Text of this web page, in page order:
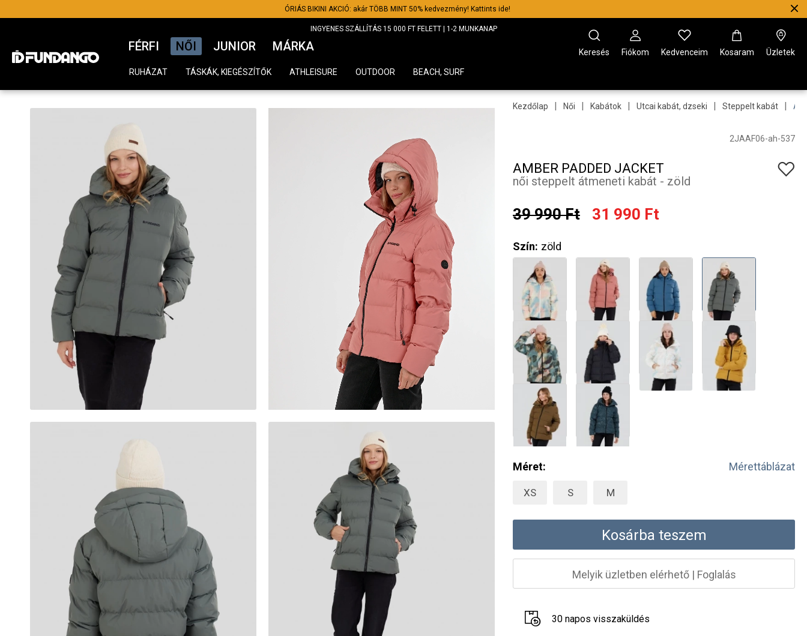
ÓRIÁS BIKINI AKCIÓ: akár TÖBB MINT 50% kedvezmény! Kattints ide!
INGYENES SZÁLLÍTÁS 15 000 FT FELETT | 1-2 MUNKANAP
FÉRFI NŐI JUNIOR MÁRKA
RUHÁZAT TÁSKÁK, KIEGÉSZÍTŐK ATHLEISURE OUTDOOR BEACH, SURF
Keresés Fiókom Kedvenceim Kosaram Üzletek
Kezdőlap | Női | Kabátok | Utcai kabát, dzseki | Steppelt kabát |
2JAAF06-ah-537
AMBER PADDED JACKET
női steppelt átmeneti kabát - zöld
39 990 Ft 31 990 Ft
Szín: zöld
Méret: Mérettáblázat
XS S M
Kosárba teszem
Melyik üzletben elérhető| Foglalás
30 napos visszaküldés